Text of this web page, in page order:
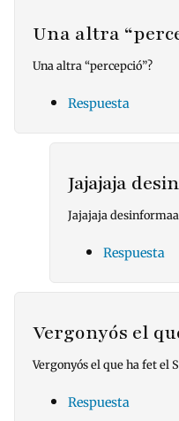
Una altra
Una altra “percepció”?
Respuesta
Jajajaja
Jajajaja
Respuesta
Vergonyós el
Vergonyós el que ha fet el
Respuesta